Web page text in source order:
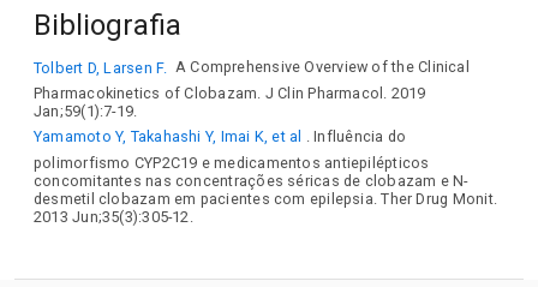
Bibliografia
Tolbert D, Larsen F. A Comprehensive Overview of the Clinical
Pharmacokinetics of Clobazam. J Clin Pharmacol. 2019
Jan;59(1):7-19.
Yamamoto Y, Takahashi Y, Imai K, et al . Influência do
polimorfismo CYP2C19 e medicamentos antiepilépticos
concomitantes nas concentrações séricas de clobazam e N-
desmetil clobazam em pacientes com epilepsia. Ther Drug Monit.
2013 Jun;35(3):305-12.